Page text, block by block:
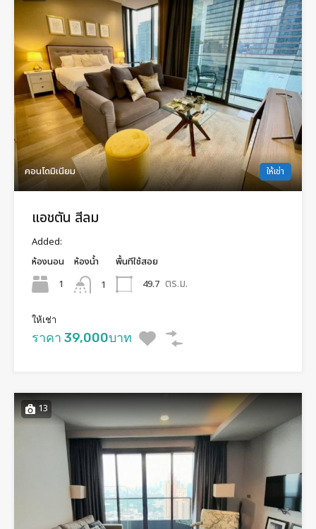
คอนโดมิเนียม ให้เช่า
แอชตัน สีลม
Added:
ห้องนอน
1
ห้องน้ำ
1
พื้นทีใช้สอย
49.7 ตร.ม.
ให้เช่า
ราคา 39,000บาท
13